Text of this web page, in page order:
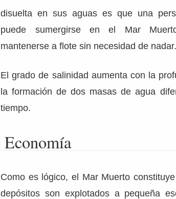
disuelta en sus aguas es que una
puede sumergirse en el Mar
mantenerse a flote sin necesidad de nadar.
El grado de salinidad aumenta con la
la formación de dos masas de agua
tiempo.
Economía
Como es lógico, el Mar Muerto constituye
depósitos son explotados a pequeña